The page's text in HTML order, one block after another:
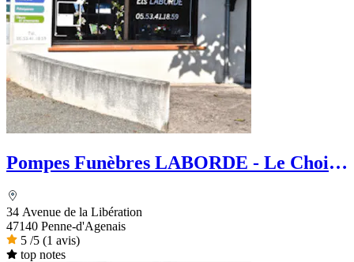
Pompes Funèbres LABORDE - Le Choix
34 Avenue de la Libération
47140 Penne-d'Agenais
5 /5 (1 avis)
top notes